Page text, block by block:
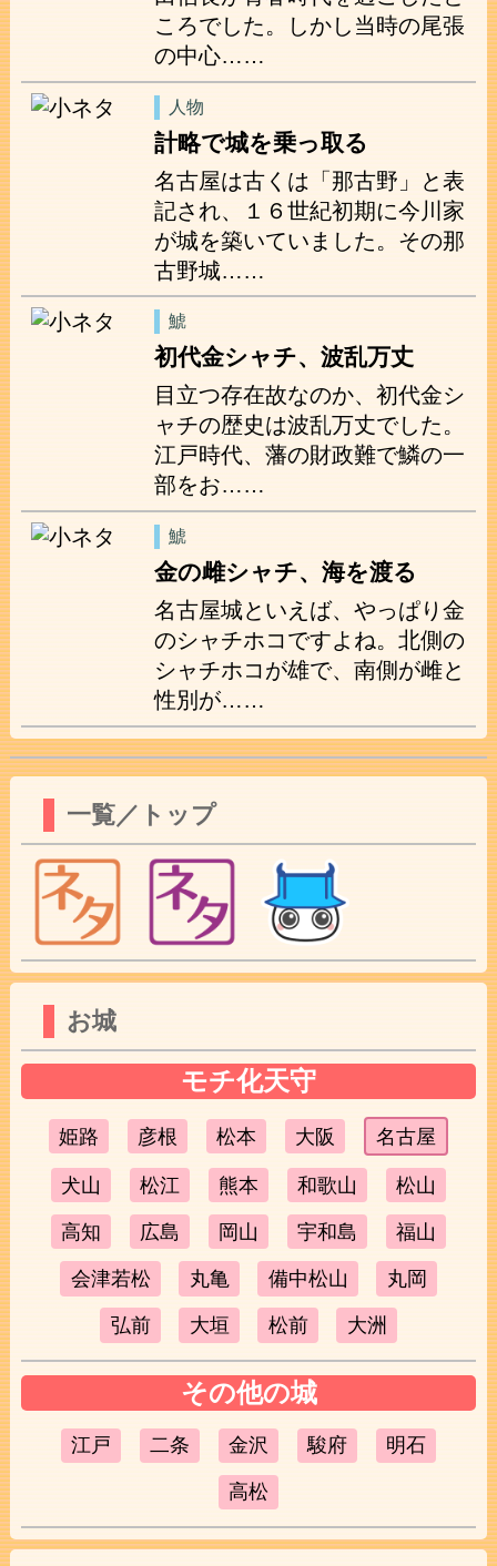
ころでした。しかし当時の尾張
の中心……
人物
計略で城を乗っ取る
名古屋は古くは「那古野」と表
記され、１６世紀初期に今川家
が城を築いていました。その那
古野城……
鯱
初代金シャチ、波乱万丈
目立つ存在故なのか、初代金シ
ャチの歴史は波乱万丈でした。
江戸時代、藩の財政難で鱗の一
部をお……
鯱
金の雌シャチ、海を渡る
名古屋城といえば、やっぱり金
のシャチホコですよね。北側の
シャチホコが雄で、南側が雌と
性別が……
一覧／トップ
お城
モチ化天守
姫路 彦根 松本 大阪 名古屋
犬山 松江 熊本 和歌山 松山
高知 広島 岡山 宇和島 福山
会津若松 丸亀 備中松山 丸岡
弘前 大垣 松前 大洲
その他の城
江戸 二条 金沢 駿府 明石
高松